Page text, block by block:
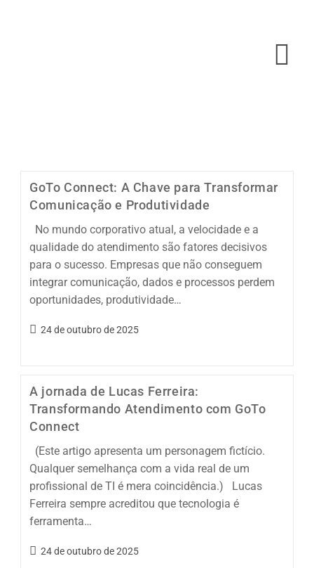
GoTo Connect: A Chave para Transformar
Comunicação e Produtividade
No mundo corporativo atual, a velocidade e a
qualidade do atendimento são fatores decisivos
para o sucesso. Empresas que não conseguem
integrar comunicação, dados e processos perdem
oportunidades, produtividade…
24 de outubro de 2025
A jornada de Lucas Ferreira:
Transformando Atendimento com GoTo
Connect
(Este artigo apresenta um personagem fictício.
Qualquer semelhança com a vida real de um
profissional de TI é mera coincidência.) Lucas
Ferreira sempre acreditou que tecnologia é
ferramenta…
24 de outubro de 2025